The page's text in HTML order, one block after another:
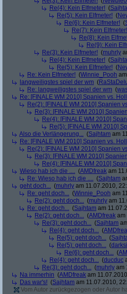
Re(4): Kein Elfmeter! (
Re(5): Kein Elfmeter! (
Re(6): Kein Elfmeter! (
Re(7): Kein Elfmeter!
Re(8): Kein
Re(9): Kein
Re(3): Kein Elfmeter! (muhrly
Re(4): Kein Elfmeter! (
Re(5): Kein Elfmeter! (
Re: Kein Elfmeter! (Winnie_Pooh
langweiligstes spiel der wm (
Re: langweiligstes spiel der wm (
Re: [FINALE WM 2010] Spanien vs.
Re(2): [FINALE WM 2010] Spanien
Re(3): [FINALE WM 2010]
Re(4): [FINALE WM 2010]
Re(5): [FINALE WM 2010]
Also die Verlängerung... (Sajhtam am
Re: [FINALE WM 2010] Spanien vs.
Re(2): [FINALE WM 2010] Spanien
Re(3): [FINALE WM 2010]
Re(4): [FINALE WM 2010]
Wieso hab ich die .... (AMDfreak am
Re: Wieso hab ich die .... (Sajhtam
geht doch... (muhrly am 11.07.2010,
Re: geht doch... (Winnie_Pooh am
Re(2): geht doch... (muhrly am
Re: geht doch... (Sajhtam am
Re(2): geht doch... (AMDfreak am
Re(3): geht doch... (Sajhtam
Re(4): geht doch... (
Re(5): geht doch... (
Re(5): geht doch... (
Re(6): geht doch... (
Re(4): geht doch... (ducduc
Re(3): geht doch... (muhrly am
Na immerhin (AMDfreak am
Das war's! (Sajhtam am 11.07.2010,
Vom Autor zurückgezogen oder Autor